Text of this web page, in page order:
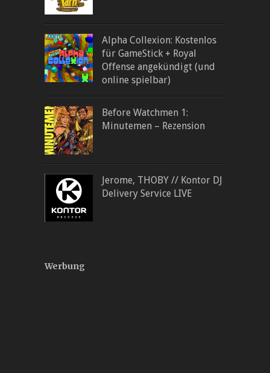
Alpha Collexion: Kostenlos
für GameStick + Royal
Offense angekündigt (und
online spielbar)
Before Watchmen 1:
Minutemen – Rezension
Jerome, THOBY // Kontor DJ
Delivery Service LIVE
Werbung